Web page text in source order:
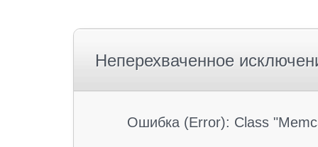
Неперехваченное
Ошибка (Error): Class